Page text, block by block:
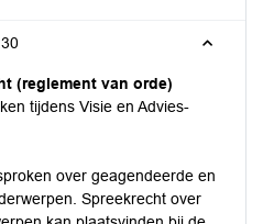
(reglement van orde)
tijdens Visie en Advies-
over geagendeerde en
Spreekrecht over